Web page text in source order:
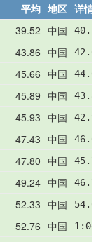
平均 地区 详情
39.52 中国
43.86 中国
45.66 中国
45.89 中国
45.93 中国
47.43 中国
47.80 中国
49.24 中国
52.33 中国
52.76 中国